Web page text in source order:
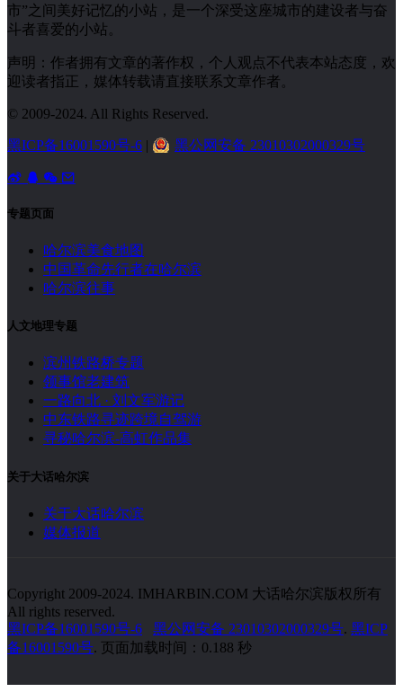
市”之间美好记忆的小站，是一个深受这座城市的建设者与奋
斗者喜爱的小站。
声明：作者拥有文章的著作权，个人观点不代表本站态度，欢
迎读者指正，媒体转载请直接联系文章作者。
© 2009-2024. All Rights Reserved.
黑ICP备16001590号-6 | 黑公网安备 23010302000329号
专题页面
哈尔滨美食地图
中国革命先行者在哈尔滨
哈尔滨往事
人文地理专题
滨州铁路桥专题
领事馆老建筑
一路向北 · 刘文军游记
中东铁路寻迹跨境自驾游
寻秘哈尔滨-高虹作品集
关于大话哈尔滨
关于大话哈尔滨
媒体报道
Copyright 2009-2024. IMHARBIN.COM 大话哈尔滨版权所有
All rights reserved.
黑ICP备16001590号-6
黑公网安备 23010302000329号. 黑ICP
备16001590号. 页面加载时间：0.188 秒